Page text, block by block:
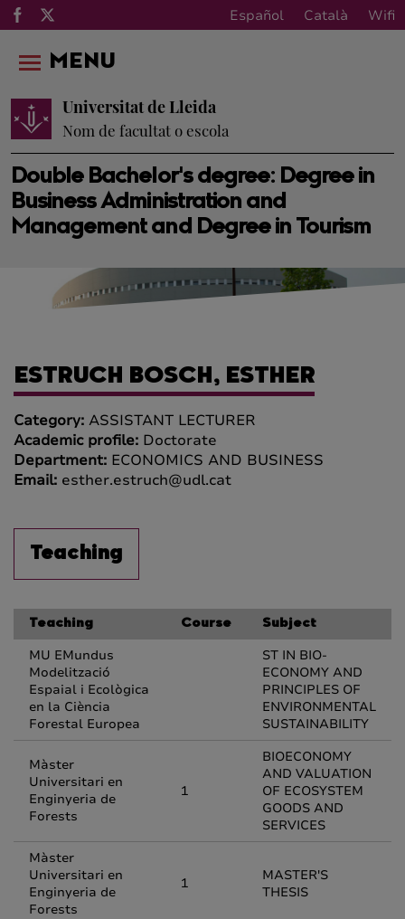
Español Català Wifi
Double Bachelor's degree: Degree in
Business Administration and
Management and Degree in Tourism
Universitat de Lleida
Nom de facultat o escola
MENU
ESTRUCH BOSCH, ESTHER
Category: ASSISTANT LECTURER
Academic profile: Doctorate
Department: ECONOMICS AND BUSINESS
Email: esther.estruch@udl.cat
Teaching
Teaching Course Subject
MU EMundus
Modelització
Espaial i Ecològica
en la Ciència
Forestal Europea
ST IN BIO-
ECONOMY AND
PRINCIPLES OF
ENVIRONMENTAL
SUSTAINABILITY
Màster
Universitari en
Enginyeria de
Forests
1
BIOECONOMY
AND VALUATION
OF ECOSYSTEM
GOODS AND
SERVICES
Màster
Universitari en
Enginyeria de
Forests
1
MASTER'S
THESIS